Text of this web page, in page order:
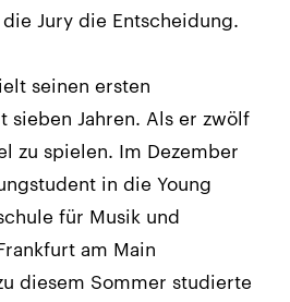
Jury die Entscheidung.
seinen ersten
sieben Jahren. Als er zwölf
zu spielen. Im Dezember
in die Young
für Musik und
am Main
diesem Sommer studierte